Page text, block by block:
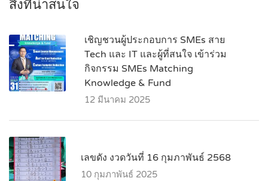
สิ่งที่น่าสนใจ
เชิญชวนผู้ประกอบการ SMEs สาย
Tech และ IT และผู้ที่สนใจ เข้าร่วม
กิจกรรม SMEs Matching
Knowledge & Fund
12 มีนาคม 2025
เลขดัง งวดวันที่ 16 กุมภาพันธ์ 2568
10 กุมภาพันธ์ 2025